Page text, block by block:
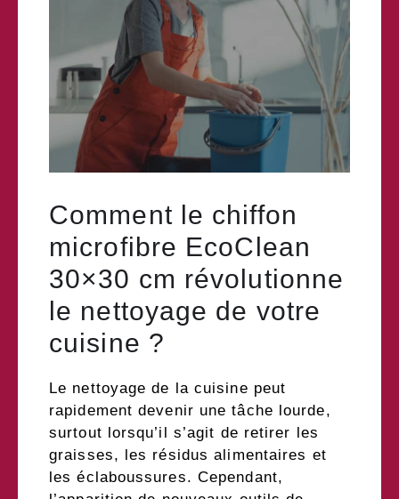
Comment le chiffon
microfibre EcoClean
30×30 cm révolutionne
le nettoyage de votre
cuisine ?
Le nettoyage de la cuisine peut
rapidement devenir une tâche lourde,
surtout lorsqu’il s’agit de retirer les
graisses, les résidus alimentaires et
les éclaboussures. Cependant,